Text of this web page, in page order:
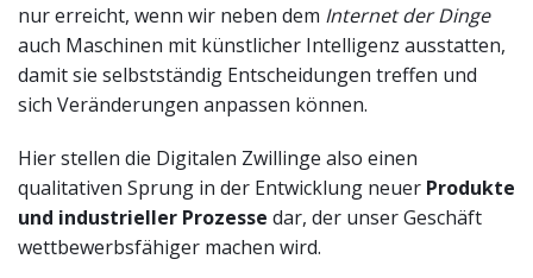
nur erreicht, wenn wir neben dem Internet der Dinge
auch Maschinen mit künstlicher Intelligenz ausstatten,
damit sie selbstständig Entscheidungen treffen und
sich Veränderungen anpassen können.
Hier stellen die Digitalen Zwillinge also einen
qualitativen Sprung in der Entwicklung neuer Produkte
und industrieller Prozesse dar, der unser Geschäft
wettbewerbsfähiger machen wird.